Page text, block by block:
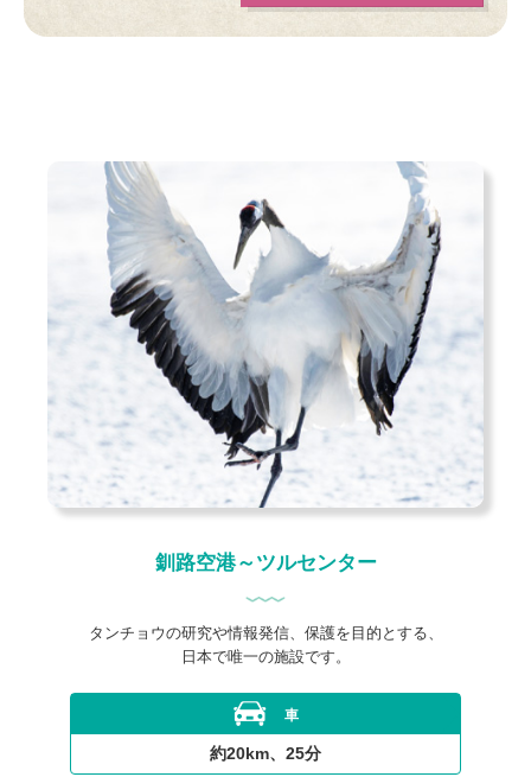
釧路空港～ツルセンター
タンチョウの研究や情報発信、保護を目的とする、
日本で唯一の施設です。
車
約20km、25分